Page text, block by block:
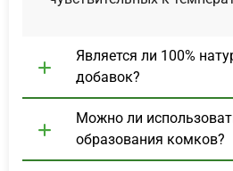
Является ли 100%
добавок?
Можно ли
образования комков?